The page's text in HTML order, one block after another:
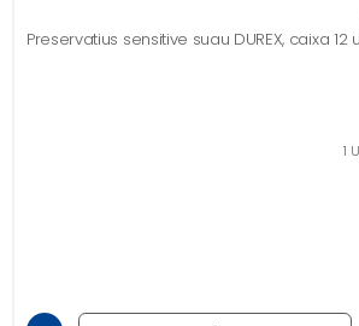
Preservatius sensitive suau DUREX, caixa 12 u
1